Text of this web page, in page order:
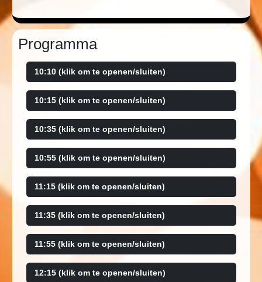
Programma
10:10 (klik om te openen/sluiten)
10:15 (klik om te openen/sluiten)
10:35 (klik om te openen/sluiten)
10:55 (klik om te openen/sluiten)
11:15 (klik om te openen/sluiten)
11:35 (klik om te openen/sluiten)
11:55 (klik om te openen/sluiten)
12:15 (klik om te openen/sluiten)